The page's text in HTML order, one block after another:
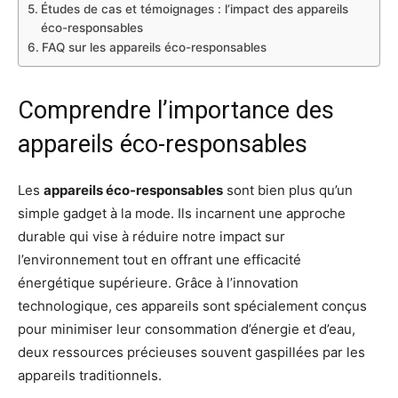
Études de cas et témoignages : l’impact des appareils
éco-responsables
FAQ sur les appareils éco-responsables
Comprendre l’importance des
appareils éco-responsables
Les appareils éco-responsables sont bien plus qu’un
simple gadget à la mode. Ils incarnent une approche
durable qui vise à réduire notre impact sur
l’environnement tout en offrant une efficacité
énergétique supérieure. Grâce à l’innovation
technologique, ces appareils sont spécialement conçus
pour minimiser leur consommation d’énergie et d’eau,
deux ressources précieuses souvent gaspillées par les
appareils traditionnels.